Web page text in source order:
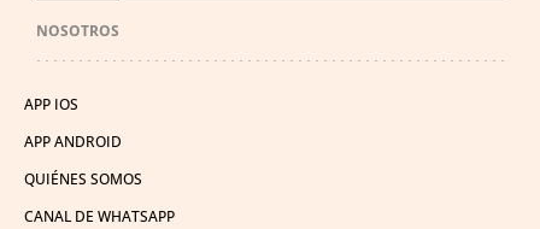
NOSOTROS
APP IOS
APP ANDROID
QUIÉNES SOMOS
CANAL DE WHATSAPP